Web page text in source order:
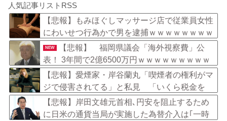
人気記事リストRSS
【悲報】もみほぐしマッサージ店で従業員女性
にわいせつ行為かで男を逮捕ｗｗｗｗｗｗｗｗ
ｗ
NEW
【悲報】 福岡県議会「海外視察費」公
表！ 3年間で2億6500万円ｗｗｗｗｗｗｗｗｗ
【悲報】愛煙家・岸谷蘭丸「喫煙者の権利がマ
ジで侵害されてる」と私見 「いくら税金を
我々が払ってるんだと」
【悲報】岸田文雄元首相､円安を阻止するため
に日米の通貨当局が実施した為替介入は｢一時